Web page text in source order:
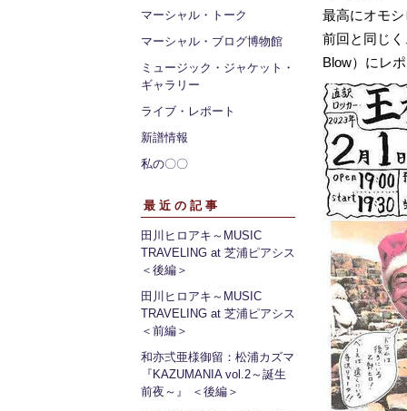
マーシャル・トーク
マーシャル・ブログ博物館
ミュージック・ジャケット・
ギャラリー
ライブ・レポート
新譜情報
私の〇〇
最近の記事
田川ヒロアキ～MUSIC
TRAVELING at 芝浦ピアシス
＜後編＞
田川ヒロアキ～MUSIC
TRAVELING at 芝浦ピアシス
＜前編＞
和亦弍亜様御留：松浦カズマ
『KAZUMANIA vol.2～誕生
前夜～』 ＜後編＞
最高にオモ
前回と同じ
Blow）にレ